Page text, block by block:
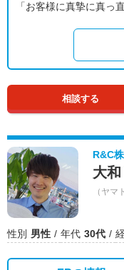
「お客様に真摯に真っ
相談する
R&C
大
（ヤマ
性別 男性 年代 30代